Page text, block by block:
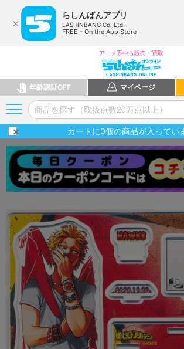
らしんばんアプリ
LASHINBANG Co.,Ltd.
FREE - On the App Store
アニメ系中古販売・買取
年齢認証OFF マイページ
カートに0個の商品が入ってい